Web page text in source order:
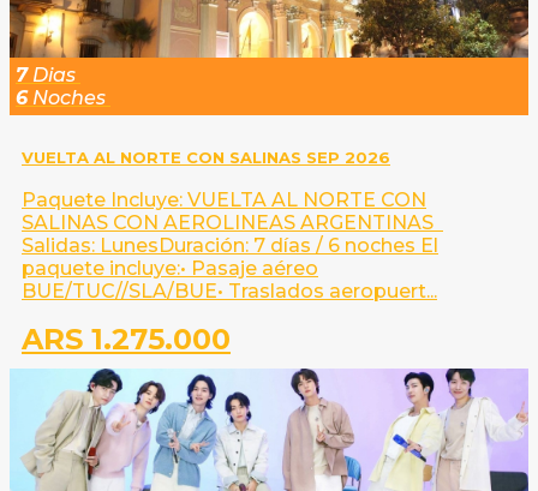
7Dias
6Noches
VUELTA AL NORTE CON SALINAS SEP 2026
Paquete Incluye: VUELTA AL NORTE CON
SALINAS CON AEROLINEAS ARGENTINAS
Salidas: LunesDuración: 7 días / 6 noches El
paquete incluye:• Pasaje aéreo
BUE/TUC//SLA/BUE• Traslados aeropuert...
ARS 1.275.000